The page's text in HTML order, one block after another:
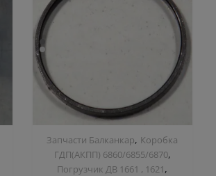
Запчасти Балканкар, Коробка
ГДП(АКПП) 6860/6855/6870,
Погрузчик ДВ 1661 , 1621,